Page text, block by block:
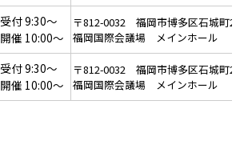
受付 9:30～
開催 10:00～
〒812-0032 福岡市博多区石城町
福岡国際会議場 メインホール
受付 9:30～
開催 10:00～
〒812-0032 福岡市博多区石城町
福岡国際会議場 メインホール